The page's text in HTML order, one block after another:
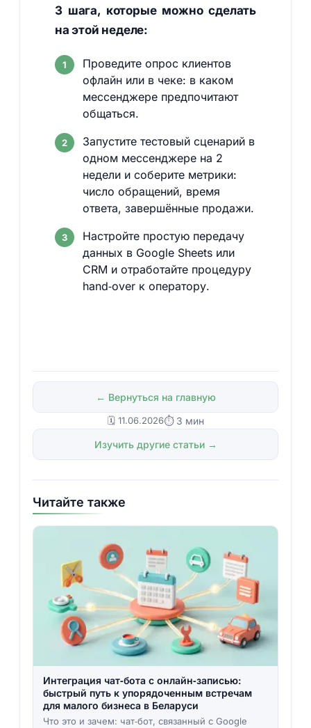
3 шага, которые можно сделать
на этой неделе:
Проведите опрос клиентов
офлайн или в чеке: в каком
мессенджере предпочитают
общаться.
Запустите тестовый сценарий в
одном мессенджере на 2
недели и соберите метрики:
число обращений, время
ответа, завершённые продажи.
Настройте простую передачу
данных в Google Sheets или
CRM и отработайте процедуру
hand‑over к оператору.
← Вернуться на главную
🗓️ 11.06.2026⏱ 3 мин
Изучить другие статьи →
Читайте также
Интеграция чат‑бота с онлайн‑записью:
быстрый путь к упорядоченным встречам
для малого бизнеса в Беларуси
Что это и зачем: чат‑бот, связанный с Google